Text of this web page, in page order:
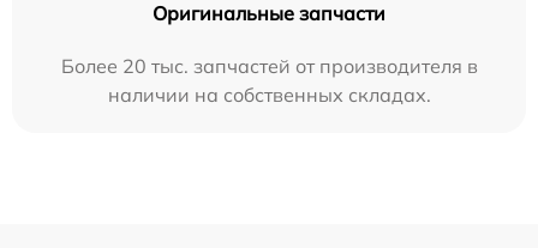
Оригинальные запчасти
Более 20 тыс. запчастей от производителя в
наличии на собственных складах.